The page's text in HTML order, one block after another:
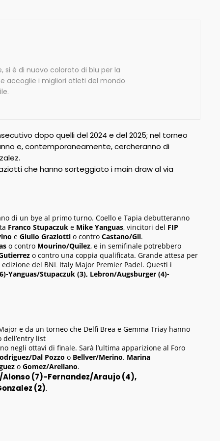
si è di nuovo colorato di blu per la
accoglie i migliori atleti del mondo
dopo quelli del 2024 e del 2025; nel torneo
e, contemporaneamente, cercheranno di
che hanno sorteggiato i main draw al via
di un bye al primo turno. Coello e Tapia debutteranno
Franco StupaczukeMike Yanguas, vincitori del FIP
e Giulio Graziottio contro Castano/Gil.
o contro Mourino/Quilez, e in semifinale potrebbero
o contro una coppia qualificata. Grande attesa per
del BNL Italy Major Premier Padel. Questi i
Yanguas/Stupaczuk (3), Lebron/Augsburger (4)-
e da un torneo che Delfi Brea e Gemma Triay hanno
list
negli ottavi di finale. Sarà l’ultima apparizione al Foro
Dal Pozzo o Bellver/Merino. Marina
o Gomez/Arellano.
(7)-Fernandez/Araujo (4),
(2).